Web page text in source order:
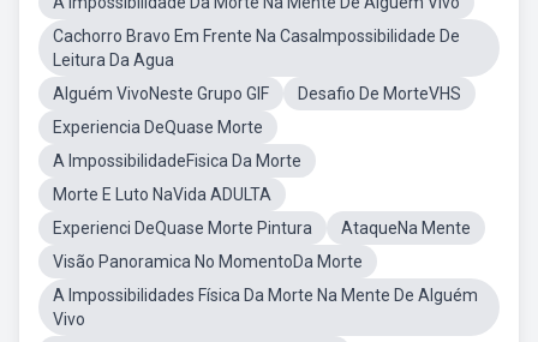
Cachorro Bravo Em Frente Na CasaImpossibilidade De
Leitura Da Agua
Alguém VivoNeste Grupo GIF
Desafio De MorteVHS
Experiencia DeQuase Morte
A ImpossibilidadeFisica Da Morte
Morte E Luto NaVida ADULTA
Experienci DeQuase Morte Pintura
AtaqueNa Mente
Visão Panoramica No MomentoDa Morte
A Impossibilidades Física Da Morte Na Mente De Alguém
Vivo